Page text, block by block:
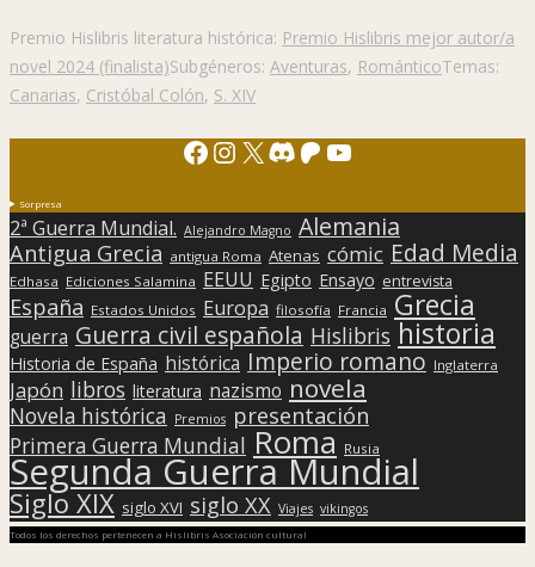
Premio Hislibris literatura histórica: Premio Hislibris mejor autor/a
novel 2024 (finalista)Subgéneros: Aventuras, RománticoTemas:
Canarias, Cristóbal Colón, S. XIV
Facebook
Instagram
X Discord
Patreon
YouTube
Sorpresa
2ª Guerra Mundial. Alejandro Magno Alemania
Antigua Grecia antigua Roma Atenas cómic Edad Media
Edhasa Ediciones Salamina EEUU Egipto Ensayo entrevista
España Estados Unidos Europa filosofía Francia Grecia
guerra Guerra civil española Hislibris historia
Historia de España histórica Imperio romano Inglaterra
Japón libros literatura nazismo novela
Novela histórica Premios presentación
Primera Guerra Mundial Roma Rusia
Segunda Guerra Mundial
Siglo XIX siglo XVI siglo XX Viajes vikingos
Todos los derechos pertenecen a Hislibris Asociación cultural